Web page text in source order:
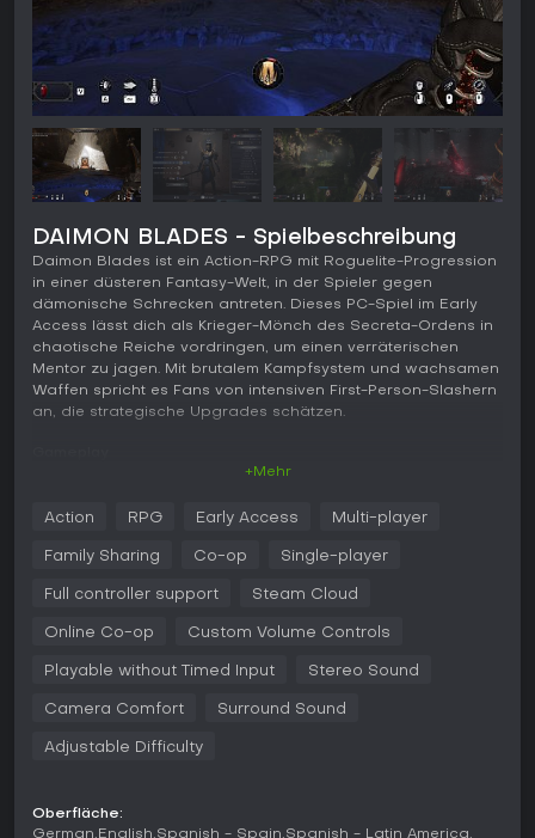
DAIMON BLADES - Spielbeschreibung
Daimon Blades ist ein Action-RPG mit Roguelite-Progression
in einer düsteren Fantasy-Welt, in der Spieler gegen
dämonische Schrecken antreten. Dieses PC-Spiel im Early
Access lässt dich als Krieger-Mönch des Secreta-Ordens in
chaotische Reiche vordringen, um einen verräterischen
Mentor zu jagen. Mit brutalem Kampfsystem und wachsamen
Waffen spricht es Fans von intensiven First-Person-Slashern
an, die strategische Upgrades schätzen.
bekämpfen und den Hermit zu verfolgen. Du führst Daimon-
verseuchte Waffen, die jeweils einen einzigartigen Daimon
bieten. Diese Waffen werden durch das Absorbieren von
Kräfte frei - ergänzt durch permanente Upgrades zwischen
Elemente wie Level-ups, Ressourcenraub und Crafting
sorgen für Anpassungsmöglichkeiten in prozedural
erfordert Beherrschung von über 20 Feindtypen und vier
dich wenden.
+Mehr
Action RPG Early Access Multi-player
Family Sharing Co-op Single-player
Full controller support Steam Cloud
Online Co-op Custom Volume Controls
Playable without Timed Input Stereo Sound
Camera Comfort Surround Sound
Adjustable Difficulty
Oberfläche:
German English Spanish - Spain Spanish - Latin America